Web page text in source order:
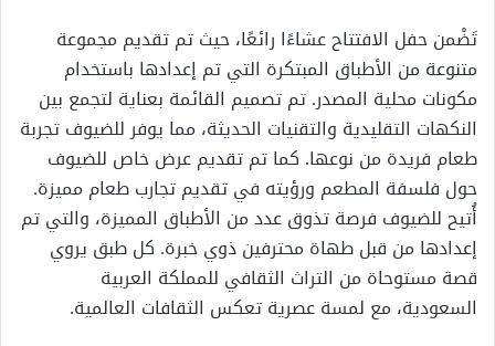
تَضْمن حفل الافتتاح عشاءًا رائعًا، حيث تم تقديم مجموعة
متنوعة من الأطباق المبتكرة التي تم إعدادها باستخدام
مكونات محلية المصدر. تم تصميم القائمة بعناية لتجمع بين
النكهات التقليدية والتقنيات الحديثة، مما يوفر للضيوف تجربة
طعام فريدة من نوعها. كما تم تقديم عرض خاص للضيوف
حول فلسفة المطعم ورؤيته في تقديم تجارب طعام مميزة.
أُتيح للضيوف فرصة تذوق عدد من الأطباق المميزة، والتي تم
إعدادها من قبل طهاة محترفين ذوي خبرة. كل طبق يروي
قصة مستوحاة من التراث الثقافي للمملكة العربية
السعودية، مع لمسة عصرية تعكس الثقافات العالمية.